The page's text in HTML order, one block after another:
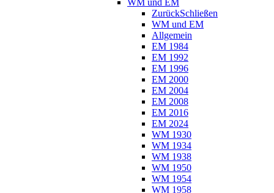
WM und EM
ZurückSchließen
WM und EM
Allgemein
EM 1984
EM 1992
EM 1996
EM 2000
EM 2004
EM 2008
EM 2016
EM 2024
WM 1930
WM 1934
WM 1938
WM 1950
WM 1954
WM 1958